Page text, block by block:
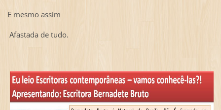
E mesmo assim
Afastada de tudo.